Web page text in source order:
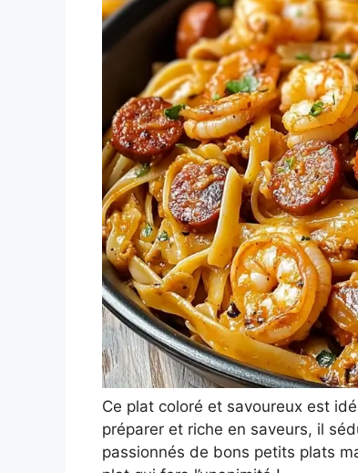
Ce plat coloré et savoureux est
préparer et riche en saveurs, il
passionnés de bons petits plats